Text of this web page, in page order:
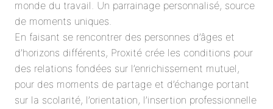
monde du travail. Un parrainage personnalisé, source
de moments uniques.
En faisant se rencontrer des personnes d’âges et
d’horizons différents, Proxité crée les conditions pour
des relations fondées sur l’enrichissement mutuel,
pour des moments de partage et d’échange portant
sur la scolarité, l’orientation, l’insertion professionnelle